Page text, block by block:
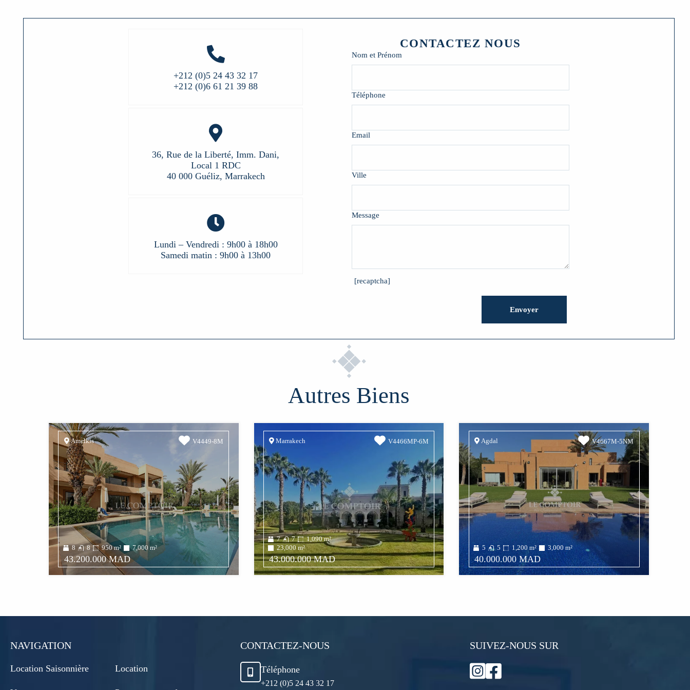
+212 (0)5 24 43 32 17
+212 (0)6 61 21 39 88
36, Rue de la Liberté, Imm. Dani,
Local 1 RDC
40 000 Guéliz, Marrakech
Lundi – Vendredi : 9h00 à 18h00
Samedi matin : 9h00 à 13h00
CONTACTEZ NOUS
Nom et Prénom
Téléphone
Email
Ville
Message
[recaptcha]
Autres Biens
Amelkis V4449-8M
8 8 950 m² 7,000 m²
43.200.000 MAD
Marrakech V4466MP-6M
7 7 1,090 m²
23,000 m²
43.000.000 MAD
Agdal V4667M-5NM
5 5 1,200 m² 3,000 m²
40.000.000 MAD
NAVIGATION
Location Saisonnière Location
CONTACTEZ-NOUS
Téléphone
+212 (0)5 24 43 32 17
SUIVEZ-NOUS SUR